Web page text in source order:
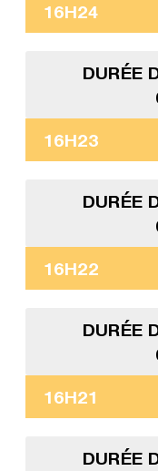
16H24
DURÉE
16H23
DURÉE
16H22
DURÉE
16H21
DURÉE